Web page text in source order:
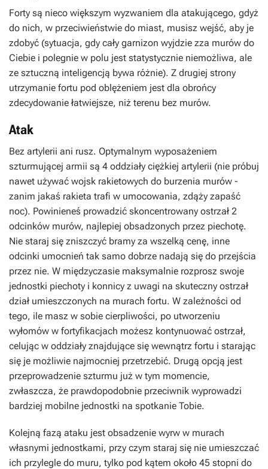
Forty są nieco większym wyzwaniem dla atakującego, gdyż
do nich, w przeciwieństwie do miast, musisz wejść, aby je
zdobyć (sytuacja, gdy cały garnizon wyjdzie zza murów do
Ciebie i polegnie w polu jest statystycznie niemożliwa, ale
ze sztuczną inteligencją bywa różnie). Z drugiej strony
utrzymanie fortu pod oblężeniem jest dla obrońcy
zdecydowanie łatwiejsze, niż terenu bez murów.
Atak
Bez artylerii ani rusz. Optymalnym wyposażeniem
szturmującej armii są 4 oddziały ciężkiej artylerii (nie próbuj
nawet używać wojsk rakietowych do burzenia murów -
zanim jakaś rakieta trafi w umocowania, zdąży zapaść
noc). Powinieneś prowadzić skoncentrowany ostrzał 2
odcinków murów, najlepiej obsadzonych przez piechotę.
Nie staraj się zniszczyć bramy za wszelką cenę, inne
odcinki umocnień tak samo dobrze nadają się do przejścia
przez nie. W międzyczasie maksymalnie rozprosz swoje
jednostki piechoty i konnicy z uwagi na skuteczny ostrzał
dział umieszczonych na murach fortu. W zależności od
tego, ile masz w sobie cierpliwości, po utworzeniu
wyłomów w fortyfikacjach możesz kontynuować ostrzał,
celując w oddziały znajdujące się wewnątrz fortu i starając
się je możliwie najmocniej przetrzebić. Drugą opcją jest
przeprowadzenie szturmu już w tym momencie,
zwłaszcza, że prawdopodobnie przeciwnik wyprowadzi
bardziej mobilne jednostki na spotkanie Tobie.
Kolejną fazą ataku jest obsadzenie wyrw w murach
własnymi jednostkami, przy czym staraj się nie umieszczać
ich przylegle do muru, tylko pod kątem około 45 stopni do